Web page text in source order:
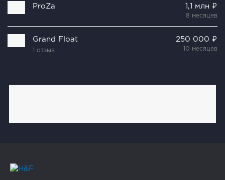
ProZa 1,1 млн ₽
8 месяцев
Grand Float
1 отзыв
250 000 ₽
10 месяцев